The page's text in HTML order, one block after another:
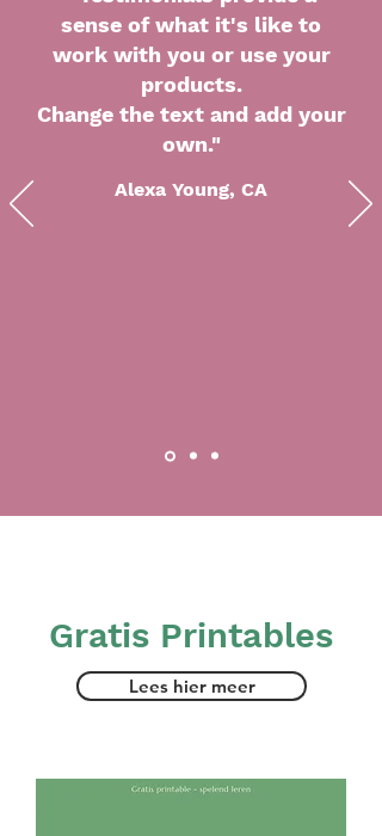
sense of what it's like to
work with you or use your
products.
Change the text and add your
own."
Alexa Young, CA
Gratis Printables
Lees hier meer